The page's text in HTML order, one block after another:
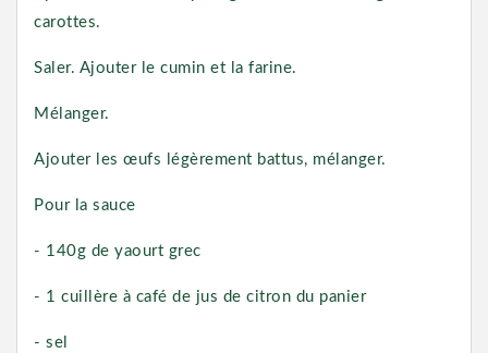
carottes.
Saler. Ajouter le cumin et la farine.
Mélanger.
Ajouter les œufs légèrement battus, mélanger.
Pour la sauce
- 140g de yaourt grec
- 1 cuillère à café de jus de citron du panier
- sel